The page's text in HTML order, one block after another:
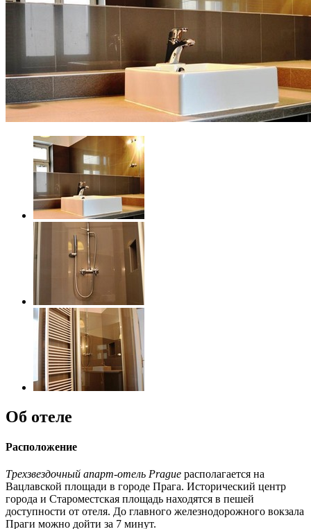
Об отеле
Расположение
Трехзвездочный апарт-отель Prague располагается на
Вацлавской площади в городе Прага. Исторический центр
города и Староместская площадь находятся в пешей
доступности от отеля. До главного железнодорожного вокзала
Праги можно дойти за 7 минут.